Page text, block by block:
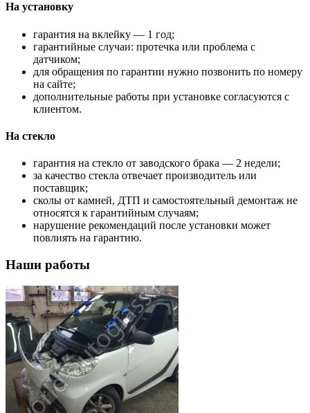
На установку
гарантия на вклейку — 1 год;
гарантийные случаи: протечка или проблема с
датчиком;
для обращения по гарантии нужно позвонить по номеру
на сайте;
дополнительные работы при установке согласуются с
клиентом.
На стекло
гарантия на стекло от заводского брака — 2 недели;
за качество стекла отвечает производитель или
поставщик;
сколы от камней, ДТП и самостоятельный демонтаж не
относятся к гарантийным случаям;
нарушение рекомендаций после установки может
повлиять на гарантию.
Наши работы